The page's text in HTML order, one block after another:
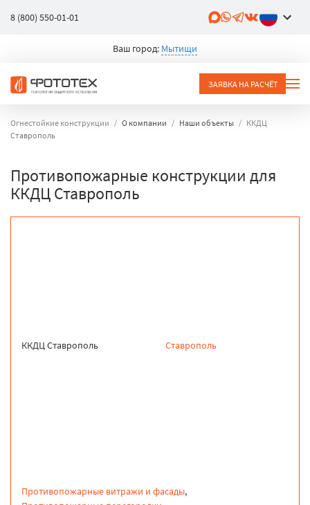
8 (800) 550-01-01
Ваш город: Мытищи
ЗАЯВКА НА РАСЧЁТ
Огнестойкие конструкции О компании Наши объекты
ККДЦ
Ставрополь
Противопожарные конструкции для
ККДЦ Ставрополь
ККДЦ Ставрополь Ставрополь
Противопожарные витражи и фасады,